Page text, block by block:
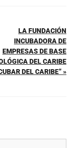
LA FUNDACIÓN
INCUBADORA DE
EMPRESAS DE BASE
DEL CARIBE
DEL CARIBE” »